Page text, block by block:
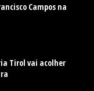
Campos na
Tirol vai acolher